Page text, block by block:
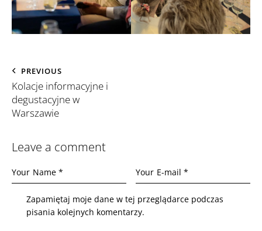
PREVIOUS
Kolacje informacyjne i
degustacyjne w
Warszawie
Leave a comment
Zapamiętaj moje dane w tej przeglądarce podczas
pisania kolejnych komentarzy.